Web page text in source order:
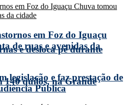
e desloca pé durante
140 quilos, na Grande
em Foz do Iguaçu
de ruas e avenidas da
legislação e faz prestação de
Pública